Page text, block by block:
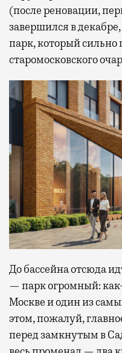
(после реновации,
завершился в
парк, который сильно
старомосковского
До бассейна отсюда
— парк огромный:
Москве и один из
этом, пожалуй,
перед замкнутым в